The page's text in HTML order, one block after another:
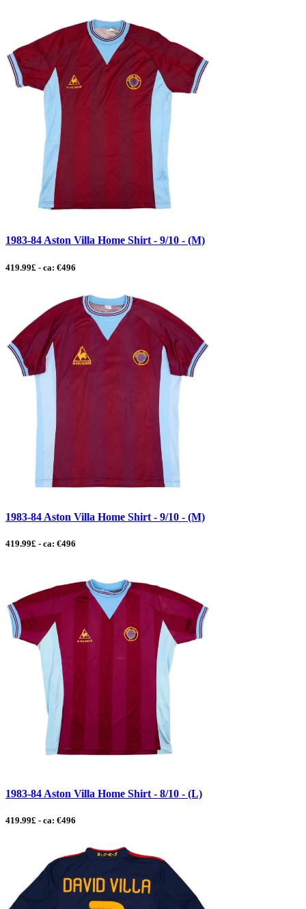
1983-84 Aston Villa Home Shirt - 9/10 - (M)
419.99£ - ca: €496
1983-84 Aston Villa Home Shirt - 9/10 - (M)
419.99£ - ca: €496
1983-84 Aston Villa Home Shirt - 8/10 - (L)
419.99£ - ca: €496